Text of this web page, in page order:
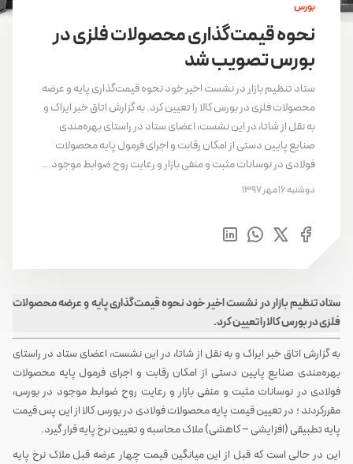
بورس
نحوه قیمت‌گذاری محصولات فلزی در
بورس تصویب شد
ستاد تنظیم بازار در نشست اخیر خود نحوه قیمت‌گذاری پایه و عرضه
محصولات فلزی در بورس کالا را تعیین کرد. به گزارش اتاق خبر ایراک و
به نقل از شاتا، در این نشست، اعضای ستاد در راستای بهره‌مندی
صنایع پایین دستی از امکان رقابت و اجرای فرمول پایه محصولات
فولادی در نوسانات مثبت و منفی بازار و رعایت روح ضوابط موجود…
دوشنبه 16 مهر 1397
ستاد تنظیم بازار در نشست اخیر خود نحوه قیمت‌گذاری پایه و عرضه محصولات
فلزی در بورس کالا را تعیین کرد.
به گزارش اتاق خبر ایراک و به نقل از شاتا، در این نشست، اعضای ستاد در راستای
بهره‌مندی صنایع پایین دستی از امکان رقابت و اجرای فرمول پایه محصولات
فولادی در نوسانات مثبت و منفی بازار و رعایت روح ضوابط موجود در بورس،
مقررکردند ؛ در تعیین قیمت پایه محصولات فولادی در بورس کالا از این پس قیمت
پایه تطبیقی (افزایشی – کاهشی) ملاک محاسبه و تعیین نرخ پایه قرار گیرد.
این در حالی است که قبل از این میانگین قیمت چهار عرضه قبل ملاک نرخ پایه